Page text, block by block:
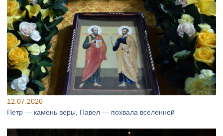
12.07.2026
Петр — камень веры, Павел — похвала вселенной